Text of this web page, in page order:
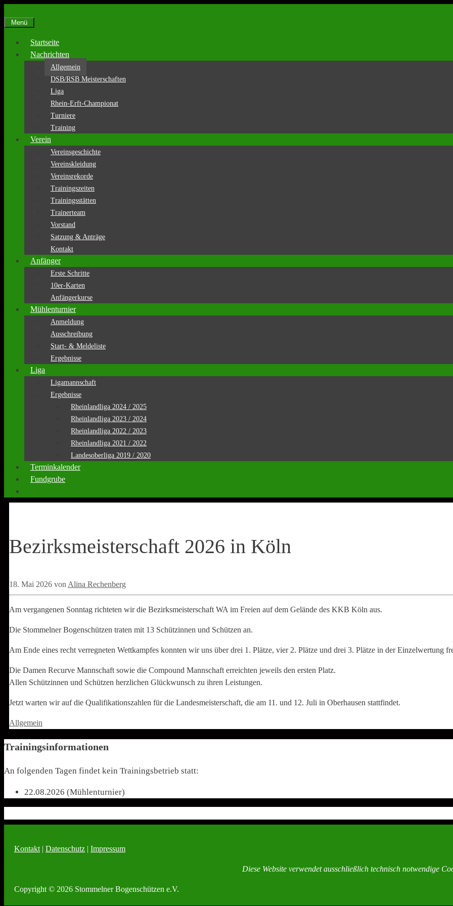
Inhalt
Menü
Startseite
Nachrichten
Allgemein
DSB/RSB Meisterschaften
Liga
Rhein-Erft-Championat
Turniere
Training
Verein
Vereinsgeschichte
Vereinskleidung
Vereinsrekorde
Trainingszeiten
Trainingsstätten
Trainerteam
Vorstand
Satzung & Anträge
Kontakt
Anfänger
Erste Schritte
10er-Karten
Anfängerkurse
Mühlenturnier
Anmeldung
Ausschreibung
Start- & Meldeliste
Ergebnisse
Liga
Ligamannschaft
Ergebnisse
Rheinlandliga 2024 / 2025
Rheinlandliga 2023 / 2024
Rheinlandliga 2022 / 2023
Rheinlandliga 2021 / 2022
Landesoberliga 2019 / 2020
Terminkalender
Fundgrube
Bezirksmeisterschaft 2026 in Köln
18. Mai 2026 von Alina Rechenberg
Am vergangenen Sonntag richteten wir die Bezirksmeisterschaft WA im Freien auf dem Gelände des KKB Köln aus.
Die Stommelner Bogenschützen traten mit 13 Schützinnen und Schützen an.
Am Ende eines recht verregneten Wettkampfes konnten wir uns über drei 1. Plätze, vier 2. Plätze und drei 3. Plätze in der Einzelwertung
Die Damen Recurve Mannschaft sowie die Compound Mannschaft erreichten jeweils den ersten Platz.
Allen Schützinnen und Schützen herzlichen Glückwunsch zu ihren Leistungen.
Jetzt warten wir auf die Qualifikationszahlen für die Landesmeisterschaft, die am 11. und 12. Juli in Oberhausen stattfindet.
Kategorien
Allgemein
Trainingsinformationen
An folgenden Tagen findet kein Trainingsbetrieb statt:
22.08.2026 (Mühlenturnier)
Kontakt | Datenschutz | Impressum
Diese Website verwendet ausschließlich technisch notwendige
Copyright © 2026 Stommelner Bogenschützen e.V.